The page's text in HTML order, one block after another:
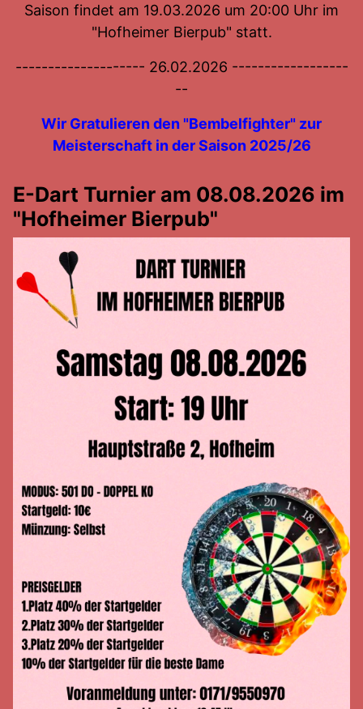
Saison findet am 19.03.2026 um 20:00 Uhr im
"Hofheimer Bierpub" statt.
-------------------- 26.02.2026 ------------------
--
Wir Gratulieren den "Bembelfighter" zur
Meisterschaft in der Saison 2025/26
E-Dart Turnier am 08.08.2026 im
"Hofheimer Bierpub"